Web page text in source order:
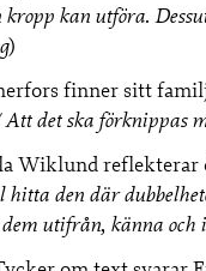
kan utföra.
)
finner sitt
Att det ska förknippas
Wiklund reflekterar
hitta den där
utifrån, känna